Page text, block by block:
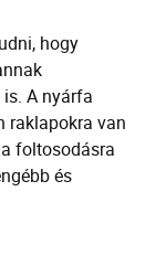
hogy
A nyárfa
raklapokra van
foltosodásra
és